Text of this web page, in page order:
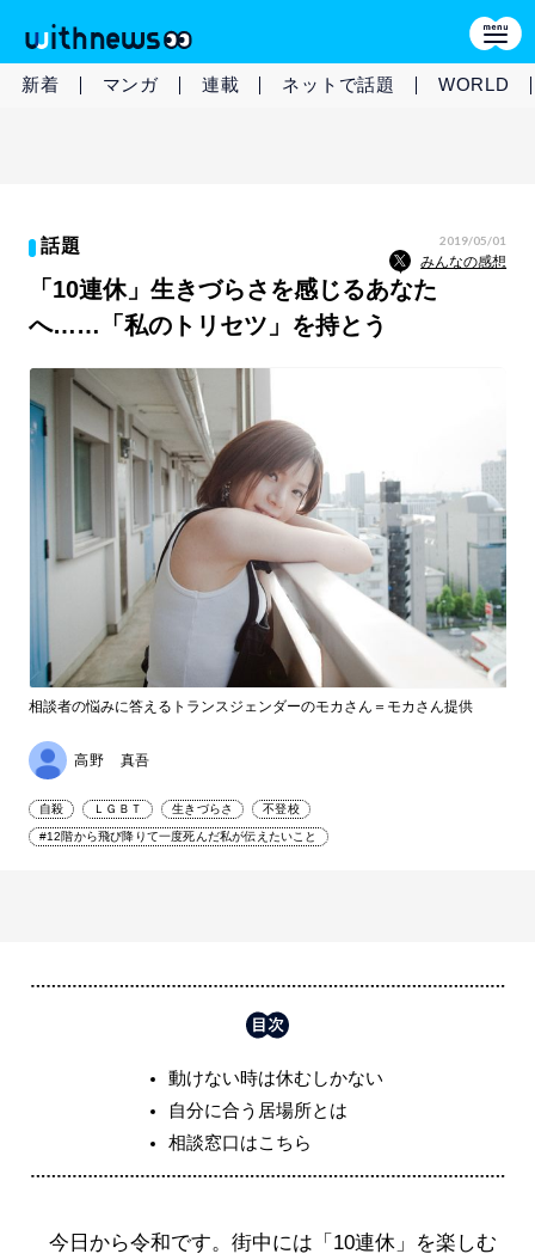
新着 マンガ 連載 ネットで話題 WORLD
話題 2019/05/01
みんなの感想
「10連休」生きづらさを感じるあなた
へ……「私のトリセツ」を持とう
相談者の悩みに答えるトランスジェンダーのモカさん＝モカさん提供
高野 真吾
自殺 ＬＧＢＴ 生きづらさ 不登校
#12階から飛び降りて一度死んだ私が伝えたいこと
動けない時は休むしかない
自分に合う居場所とは
相談窓口はこちら
今日から令和です。街中には「10連休」を楽しむ